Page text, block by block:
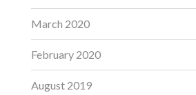
March 2020
February 2020
August 2019